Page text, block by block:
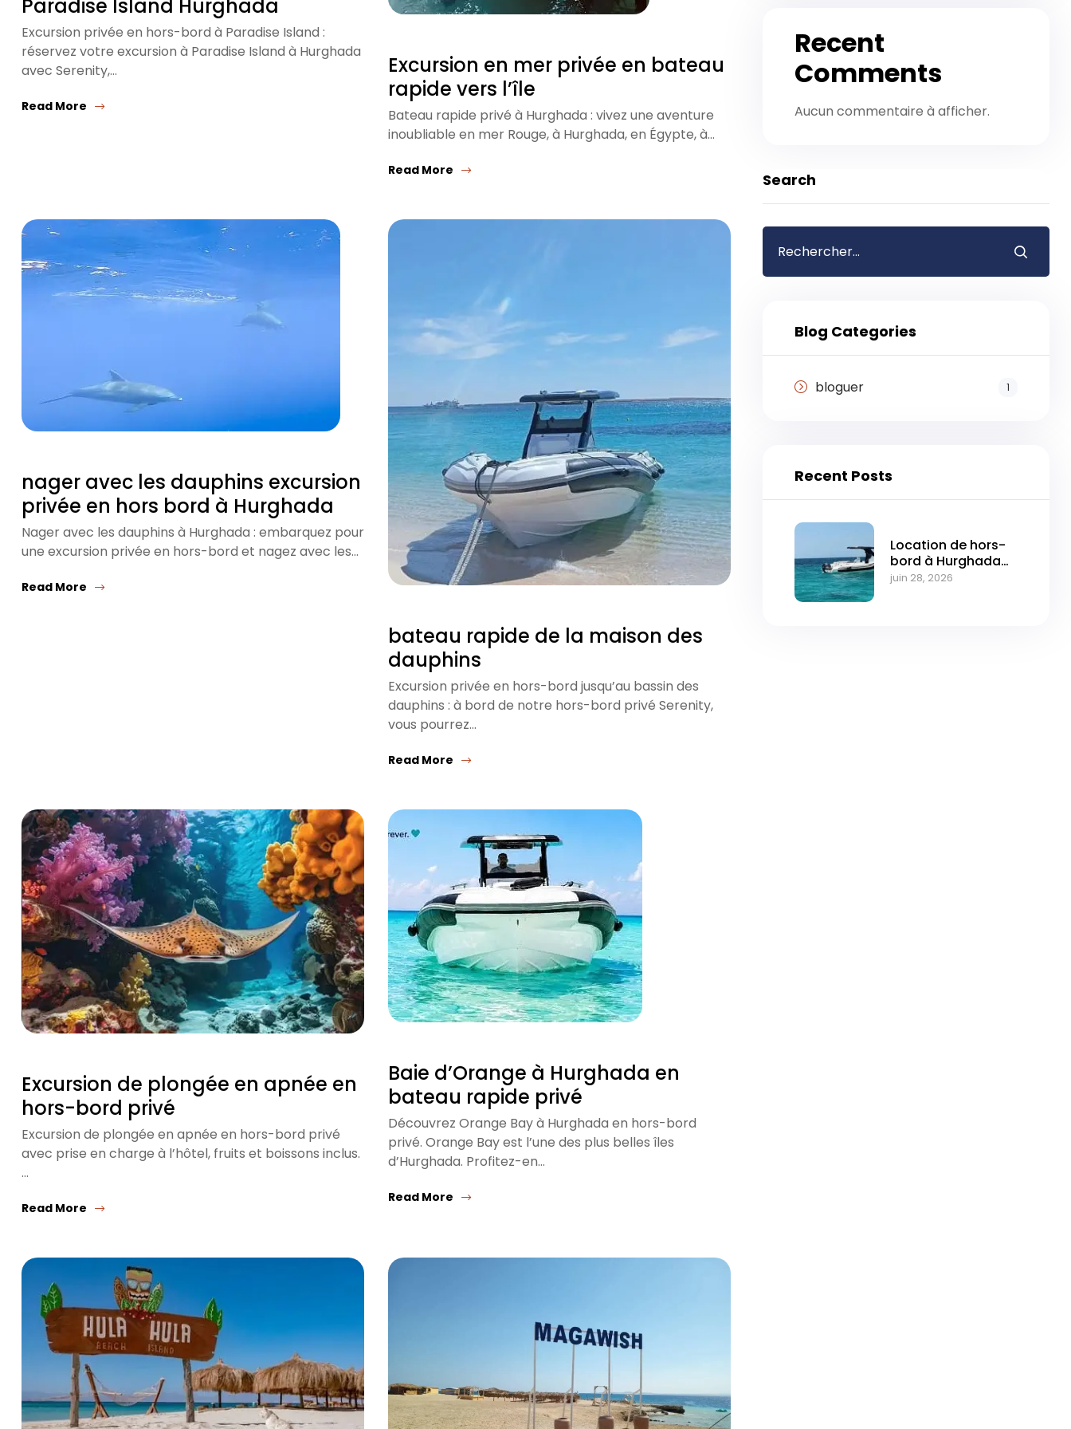
Paradise Island Hurghada
Excursion privée en hors-bord à Paradise Island :
réservez votre excursion à Paradise Island à Hurghada
avec Serenity,…
Read More
Excursion en mer privée en bateau
rapide vers l’île
Bateau rapide privé à Hurghada : vivez une aventure
inoubliable en mer Rouge, à Hurghada, en Égypte, à…
Read More
nager avec les dauphins excursion
privée en hors bord à Hurghada
Nager avec les dauphins à Hurghada : embarquez pour
une excursion privée en hors-bord et nagez avec les…
Read More
bateau rapide de la maison des
dauphins
Excursion privée en hors-bord jusqu’au bassin des
dauphins : à bord de notre hors-bord privé Serenity,
vous pourrez…
Read More
Excursion de plongée en apnée en
hors-bord privé
Excursion de plongée en apnée en hors-bord privé
avec prise en charge à l’hôtel, fruits et boissons inclus.
…
Read More
Baie d’Orange à Hurghada en
bateau rapide privé
Découvrez Orange Bay à Hurghada en hors-bord
privé. Orange Bay est l’une des plus belles îles
d’Hurghada. Profitez-en…
Read More
Recent
Comments
Aucun commentaire à afficher.
Search
Blog Categories
bloguer 1
Recent Posts
Location de hors-
bord à Hurghada
pour les excursions
juin 28, 2026